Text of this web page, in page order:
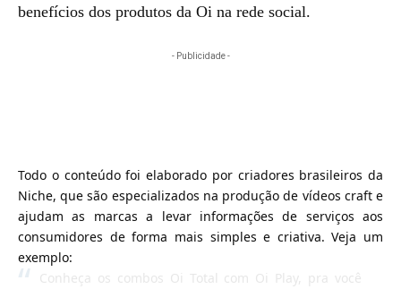
benefícios dos produtos da Oi na rede social.
- Publicidade -
Todo o conteúdo foi elaborado por criadores brasileiros da
Niche, que são especializados na produção de vídeos craft e
ajudam as marcas a levar informações de serviços aos
consumidores de forma mais simples e criativa. Veja um
exemplo:
Conheça os combos Oi Total com Oi Play, pra você